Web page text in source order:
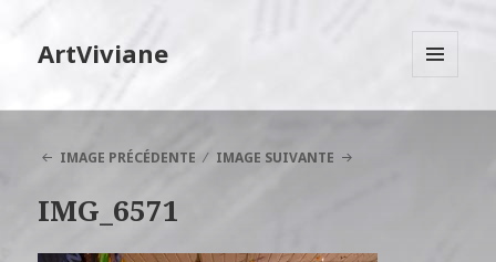
ArtViviane
IMAGE PRÉCÉDENTE
IMAGE SUIVANTE
IMG_6571